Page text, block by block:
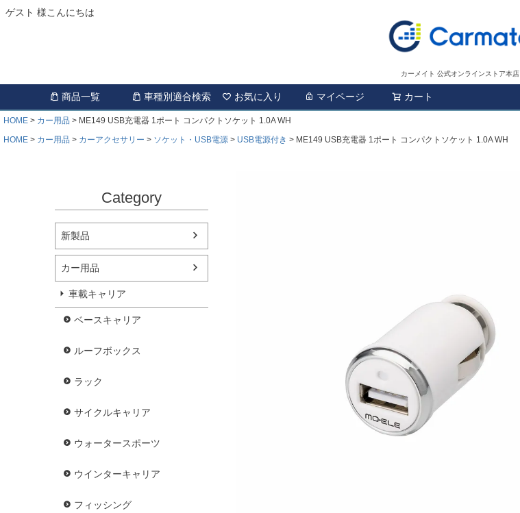
ゲスト 様こんにちは
カーメイト 公式オンラインストア本店
商品一覧 車種別適合検索 お気に入り マイページ カート
HOME カー用品
ME149 USB充電器 1ポート コンパクトソケット 1.0A WH
HOME
カー用品 カーアクセサリー ソケット・USB電源 USB電源付き ME149 USB充電器 1ポート コンパクトソケット 1.0A WH
Category
新製品
カー用品
車載キャリア
ベースキャリア
ルーフボックス
ラック
サイクルキャリア
ウォータースポーツ
ウインターキャリア
フィッシング